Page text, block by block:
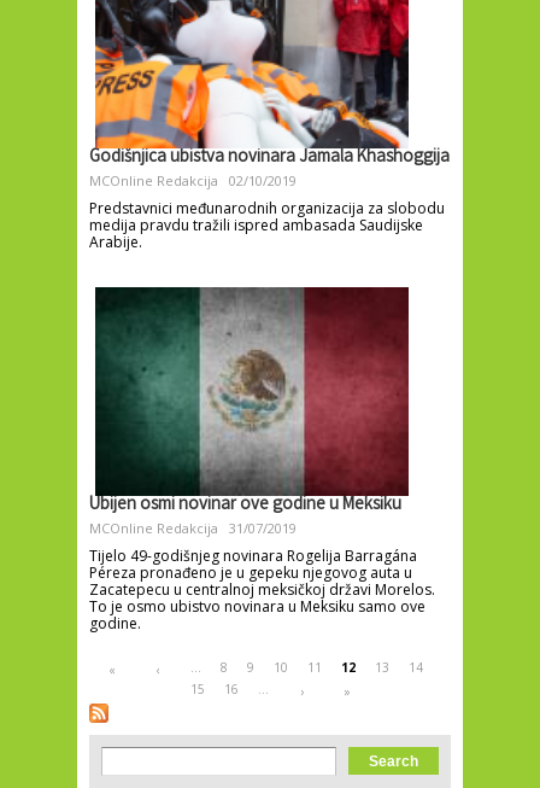
Godišnjica ubistva novinara Jamala Khashoggija
MCOnline Redakcija 02/10/2019
Predstavnici međunarodnih organizacija za slobodu
medija pravdu tražili ispred ambasada Saudijske
Arabije.
Ubijen osmi novinar ove godine u Meksiku
MCOnline Redakcija 31/07/2019
Tijelo 49-godišnjeg novinara Rogelija Barragána
Péreza pronađeno je u gepeku njegovog auta u
Zacatepecu u centralnoj meksičkoj državi Morelos.
To je osmo ubistvo novinara u Meksiku samo ove
godine.
Pages
« ‹ … 8 9 10 11 12 13
14
15
16 … › »
Search form
Search